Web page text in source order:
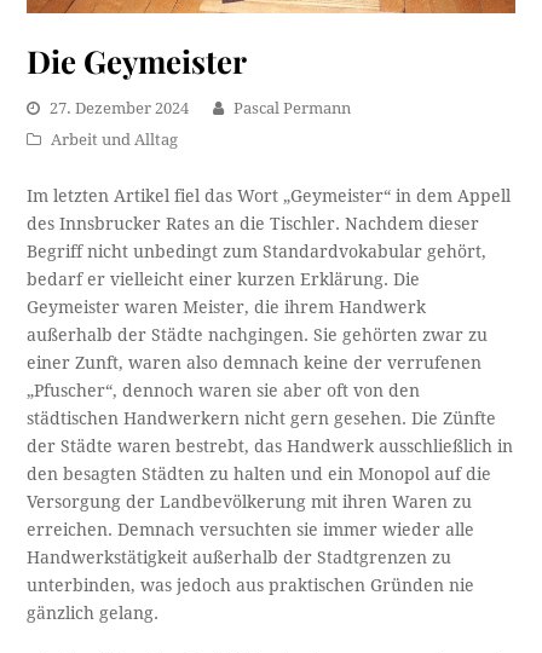
Die Geymeister
27. Dezember 2024
Pascal Permann
Arbeit und Alltag
Im letzten Artikel fiel das Wort „Geymeister“ in dem Appell
des Innsbrucker Rates an die Tischler. Nachdem dieser
Begriff nicht unbedingt zum Standardvokabular gehört,
bedarf er vielleicht einer kurzen Erklärung. Die
Geymeister waren Meister, die ihrem Handwerk
außerhalb der Städte nachgingen. Sie gehörten zwar zu
einer Zunft, waren also demnach keine der verrufenen
„Pfuscher“, dennoch waren sie aber oft von den
städtischen Handwerkern nicht gern gesehen. Die Zünfte
der Städte waren bestrebt, das Handwerk ausschließlich in
den besagten Städten zu halten und ein Monopol auf die
Versorgung der Landbevölkerung mit ihren Waren zu
erreichen. Demnach versuchten sie immer wieder alle
Handwerkstätigkeit außerhalb der Stadtgrenzen zu
unterbinden, was jedoch aus praktischen Gründen nie
gänzlich gelang.